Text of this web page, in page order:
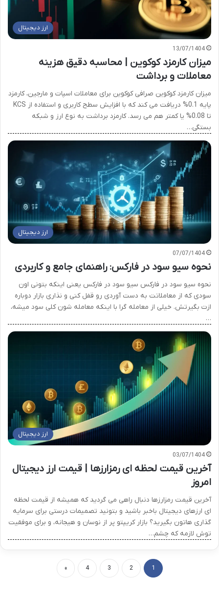
ارز دیجیتال
13/07/1404
میزان کارمزد کوکوین | محاسبه دقیق هزینه
معاملات و برداشت
میزان کارمزد کوکوین صرافی کوکوین برای معاملات اسپات و مارجین، کارمزد
پایه 0.1% دریافت می کند که با افزایش سطح کاربری و استفاده از KCS
تا 0.08% یا کمتر هم می رسد. کارمزد برداشت به نوع ارز و شبکه
بستگی…
ارز دیجیتال
07/07/1404
نحوه سیو سود در فارکس: راهنمای جامع و کاربردی
نحوه سیو سود در فارکس سیو سود در فارکس یعنی اینکه بتونی اون
سودی که از معاملاتت به دست آوردی رو قفل کنی و نذاری بازار دوباره
ازت بگیرتش. خیلی از معامله گرا با اینکه معامله شون کلی سود میشه،
…
ارز دیجیتال
03/07/1404
آخرین قیمت لحظه ای رمزارزها | قیمت ارز دیجیتال
امروز
آخرین قیمت رمزارزها دنبال راهی می گردید که همیشه از قیمت لحظه
ای ارزهای دیجیتال باخبر باشید و بتونید تصمیمات درستی برای سرمایه
گذاری هاتون بگیرید؟ بازار کریپتو پر از نوسان و هیجانه، و برای موفقیت
توش لازمه که چشم…
1
2
3
4
»